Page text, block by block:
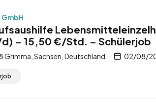
GmbH
– 15,50 €/Std. – Schülerjob
Grimma, Sachsen, Deutschland 02/08/